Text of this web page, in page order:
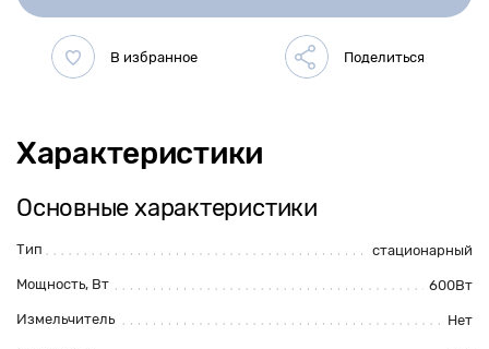
Характеристики
Основные характеристики
Тип стационарный
Мощность, Вт 600Вт
Измельчитель Нет